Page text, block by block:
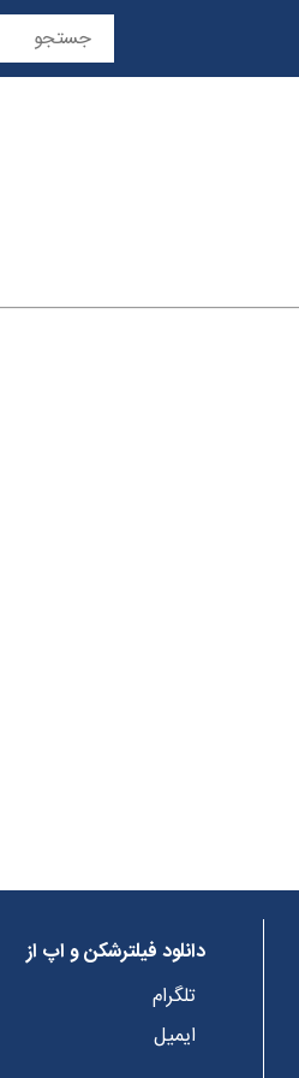
دانلود فیلترشکن و اپ از
تلگرام
ایمیل